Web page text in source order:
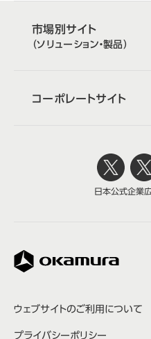
市場別サイト
（ソリューション・製品）
コーポレートサイト
ウェブサイトのご利用について
プライバシーポリシー
日本公式企業